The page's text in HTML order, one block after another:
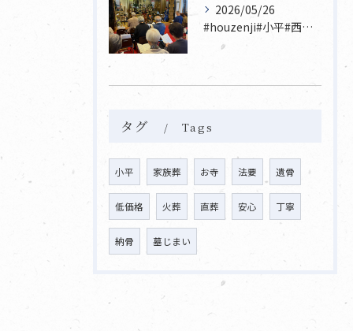
2026/05/26
#houzenji#小平#西東京市#東村山#立川市国分寺市寺...
タグ Tags
小平 家族葬 お寺 法要 遺骨
低価格 火葬 直葬 安心 丁寧
納骨 墓じまい